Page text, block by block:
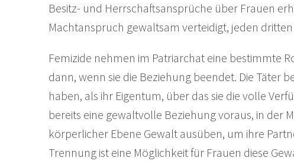
Besitz- und Herrschaftsansprüche über Frauen
Machtanspruch gewaltsam verteidigt, jeden
Femizide nehmen im Patriarchat eine bestimmte
dann, wenn sie die Beziehung beendet. Die Täter
haben, als ihr Eigentum, über das sie die volle
bereits eine gewaltvolle Beziehung voraus, in der
körperlicher Ebene Gewalt ausüben, um ihre
Trennung ist eine Möglichkeit für Frauen diese